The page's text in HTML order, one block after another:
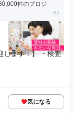
件のプロジ
します！】 ・検査
気になる